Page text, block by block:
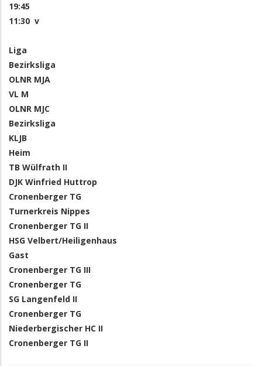
19:45
11:30 v
Liga
Bezirksliga
OLNR MJA
VL M
OLNR MJC
Bezirksliga
KLJB
Heim
TB Wülfrath II
DJK Winfried Huttrop
Cronenberger TG
Turnerkreis Nippes
Cronenberger TG II
HSG Velbert/Heiligenhaus
Gast
Cronenberger TG III
Cronenberger TG
SG Langenfeld II
Cronenberger TG
Niederbergischer HC II
Cronenberger TG II